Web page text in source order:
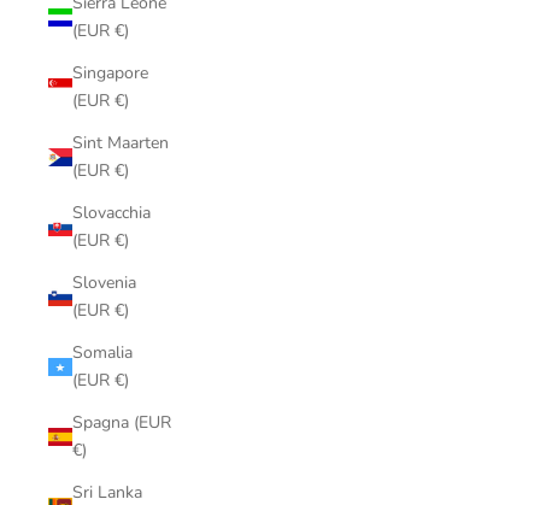
(EUR €)
Singapore
(EUR €)
Sint Maarten
(EUR €)
Slovacchia
(EUR €)
Slovenia
(EUR €)
Somalia
(EUR €)
Spagna (EUR
€)
Sri Lanka